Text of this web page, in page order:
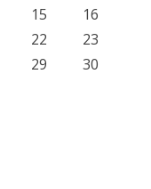
15
16
22
23
29
30